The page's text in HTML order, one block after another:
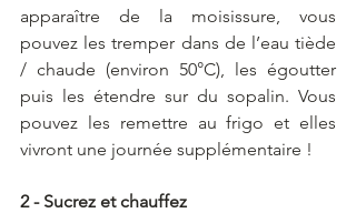
apparaître de la moisissure, vous
pouvez les tremper dans de l’eau tiède
/ chaude (environ 50°C), les égoutter
puis les étendre sur du sopalin. Vous
pouvez les remettre au frigo et elles
vivront une journée supplémentaire !
2 - Sucrez et chauffez